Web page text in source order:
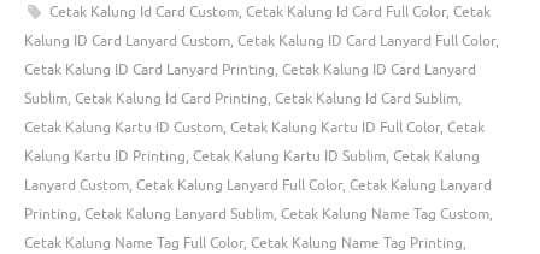
Cetak Kalung Id Card Custom, Cetak Kalung Id Card Full Color, Cetak
Kalung ID Card Lanyard Custom, Cetak Kalung ID Card Lanyard Full Color,
Cetak Kalung ID Card Lanyard Printing, Cetak Kalung ID Card Lanyard
Sublim, Cetak Kalung Id Card Printing, Cetak Kalung Id Card Sublim,
Cetak Kalung Kartu ID Custom, Cetak Kalung Kartu ID Full Color, Cetak
Kalung Kartu ID Printing, Cetak Kalung Kartu ID Sublim, Cetak Kalung
Lanyard Custom, Cetak Kalung Lanyard Full Color, Cetak Kalung Lanyard
Printing, Cetak Kalung Lanyard Sublim, Cetak Kalung Name Tag Custom,
Cetak Kalung Name Tag Full Color, Cetak Kalung Name Tag Printing,